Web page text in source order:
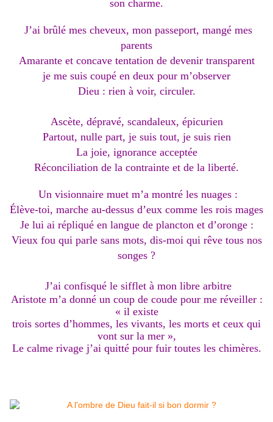
son charme.
J’ai brûlé mes cheveux, mon passeport, mangé mes
parents
Amarante et concave tentation de devenir transparent
je me suis coupé en deux pour m’observer
Dieu : rien à voir, circuler.
Ascète, dépravé, scandaleux, épicurien
Partout, nulle part, je suis tout, je suis rien
La joie, ignorance acceptée
Réconciliation de la contrainte et de la liberté.
Un visionnaire muet m’a montré les nuages :
Élève-toi, marche au-dessus d’eux comme les rois mages
Je lui ai répliqué en langue de plancton et d’oronge :
Vieux fou qui parle sans mots, dis-moi qui rêve tous nos
songes ?
J’ai confisqué le sifflet à mon libre arbitre
Aristote m’a donné un coup de coude pour me réveiller :
« il existe
trois sortes d’hommes, les vivants, les morts et ceux qui
vont sur la mer »,
Le calme rivage j’ai quitté pour fuir toutes les chimères.